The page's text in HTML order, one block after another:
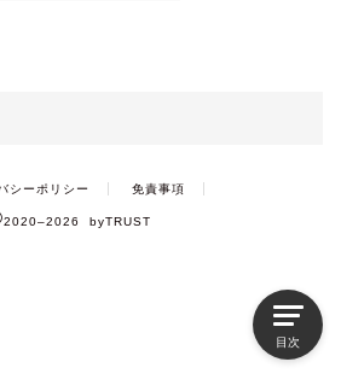
シーポリシー 免責事項
2020–2026 byTRUST
目次